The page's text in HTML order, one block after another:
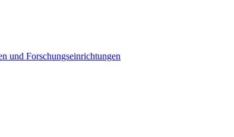
und Forschungseinrichtungen